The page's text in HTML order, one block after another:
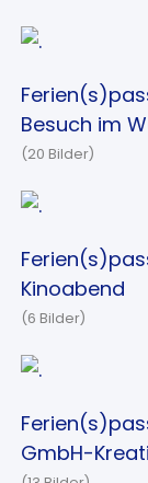
Besuch im
(20 Bilder)
Kinoabend
(6 Bilder)
GmbH-